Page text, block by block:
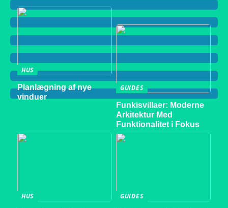
HUS
Planlægning af nye
vinduer
GUIDES
Funkisvillaer: Moderne
Arkitektur Med
Funktionalitet i Fokus
HUS
GUIDES